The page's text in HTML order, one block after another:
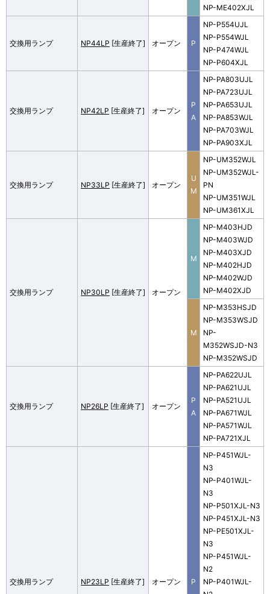
NP-ME402XJL
交換用ランプ NP44LP [生産終了] オープン P
NP-P554UJL
NP-P554WJL
NP-P474WJL
NP-P604XJL
交換用ランプ NP42LP [生産終了] オープン
P
A
NP-PA803UJL
NP-PA723UJL
NP-PA653UJL
NP-PA853WJL
NP-PA703WJL
NP-PA903XJL
交換用ランプ NP33LP [生産終了] オープン
U
M
NP-UM352WJL
NP-UM352WJL-
PN
NP-UM351WJL
NP-UM361XJL
交換用ランプ NP30LP [生産終了] オープン
M
NP-M403HJD
NP-M403WJD
NP-M403XJD
NP-M402HJD
NP-M402WJD
NP-M402XJD
M
NP-M353HSJD
NP-M353WSJD
NP-
M352WSJD-N3
NP-M352WSJD
交換用ランプ NP26LP [生産終了] オープン
P
A
NP-PA622UJL
NP-PA621UJL
NP-PA521UJL
NP-PA671WJL
NP-PA571WJL
NP-PA721XJL
交換用ランプ NP23LP [生産終了] オープン P
NP-P451WJL-
N3
NP-P401WJL-
N3
NP-P501XJL-N3
NP-P451XJL-N3
NP-PE501XJL-
N3
NP-P451WJL-
N2
NP-P401WJL-